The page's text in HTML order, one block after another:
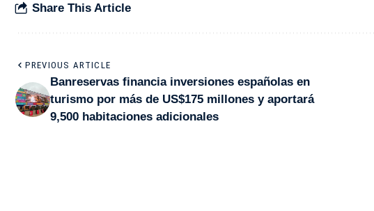
Share This Article
PREVIOUS ARTICLE
Banreservas financia inversiones españolas en
turismo por más de US$175 millones y aportará
9,500 habitaciones adicionales